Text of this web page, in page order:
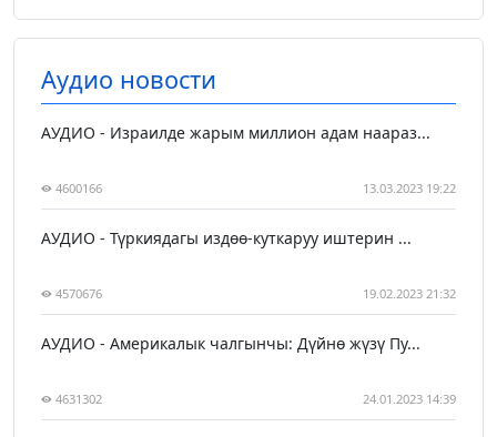
Аудио новости
АУДИО - Израилде жарым миллион адам наараз...
4600166 13.03.2023 19:22
АУДИО - Түркиядагы издөө-куткаруу иштерин ...
4570676 19.02.2023 21:32
АУДИО - Америкалык чалгынчы: Дүйнө жүзү Пу...
4631302 24.01.2023 14:39